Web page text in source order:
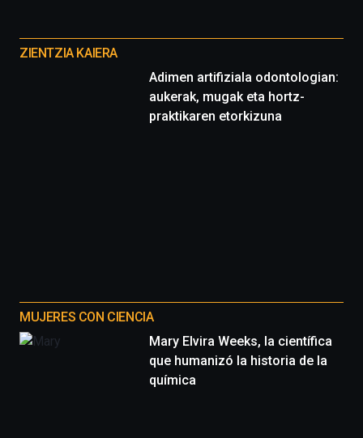
proyectos
ZIENTZIA KAIERA
Adimen artifiziala odontologian:
aukerak, mugak eta hortz-
praktikaren etorkizuna
MUJERES CON CIENCIA
Mary Elvira Weeks, la científica
que humanizó la historia de la
química